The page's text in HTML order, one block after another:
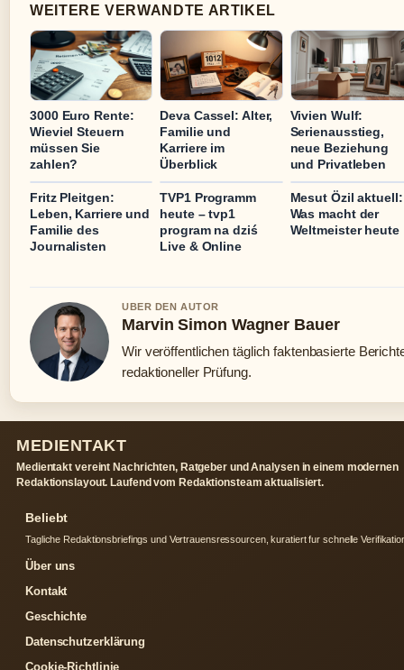
WEITERE VERWANDTE ARTIKEL
3000 Euro Rente:
Wieviel Steuern
müssen Sie
zahlen?
Deva Cassel: Alter,
Familie und
Karriere im
Überblick
Vivien Wulf:
Serienausstieg,
neue Beziehung
und Privatleben
Fritz Pleitgen:
Leben, Karriere und
Familie des
Journalisten
TVP1 Programm
heute – tvp1
program na dziś
Live & Online
Mesut Özil aktuell:
Was macht der
Weltmeister heute
UBER DEN AUTOR
Marvin Simon Wagner Bauer
Wir veröffentlichen täglich faktenbasierte
redaktioneller Prüfung.
MEDIENTAKT
Medientakt vereint Nachrichten, Ratgeber und Analysen in einem modernen
Redaktionslayout. Laufend vom Redaktionsteam aktualisiert.
Beliebt
Tagliche Redaktionsbriefings und Vertrauensressourcen, kuratiert fur schnelle
Über uns
Kontakt
Geschichte
Datenschutzerklärung
Cookie-Richtlinie